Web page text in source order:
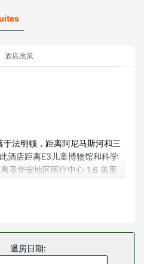
酒店政策
法明顿，距离阿尼马斯河和三
酒店距离E3儿童博物馆和科学
圣华安地区医疗中心 1.6 英里
同时，游戏机和卫星频道可满
浴组合的私人浴室提供免费洗浴
书桌和茶具/咖啡用具；而且按要
退房日期: